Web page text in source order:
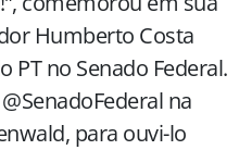
Humberto Costa
PT no Senado Federal.
na
para ouvi-lo